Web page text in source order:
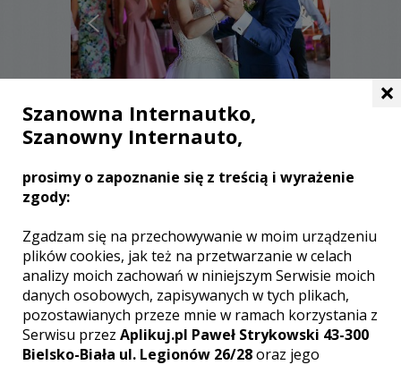
Agnieszka - Zielona Góra
1700 zł/ sesja
Ślub to bardzo ważne i nieodwracalne
wydarzenie. Z uroczystości ślubnej i
weselnej wykonam w sposób
profesjonalny fotografie ślubne.
Zapraszam do współpracy :)
×
Szanowna Internautko,
Szanowny Internauto,
prosimy o zapoznanie się z treścią i wyrażenie
zgody:
Zgadzam się na przechowywanie w moim urządzeniu
plików cookies, jak też na przetwarzanie w celach
analizy moich zachowań w niniejszym Serwisie moich
danych osobowych, zapisywanych w tych plikach,
pozostawianych przeze mnie w ramach korzystania z
Serwisu przez Aplikuj.pl Paweł Strykowski 43-300
Bielsko-Biała ul. Legionów 26/28oraz jego